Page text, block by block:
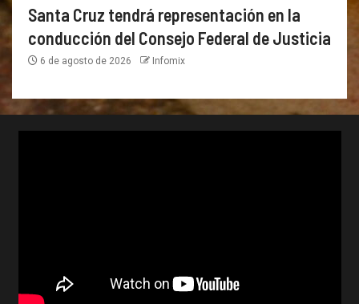
Santa Cruz tendrá representación en la
conducción del Consejo Federal de Justicia
6 de agosto de 2026 Infomix